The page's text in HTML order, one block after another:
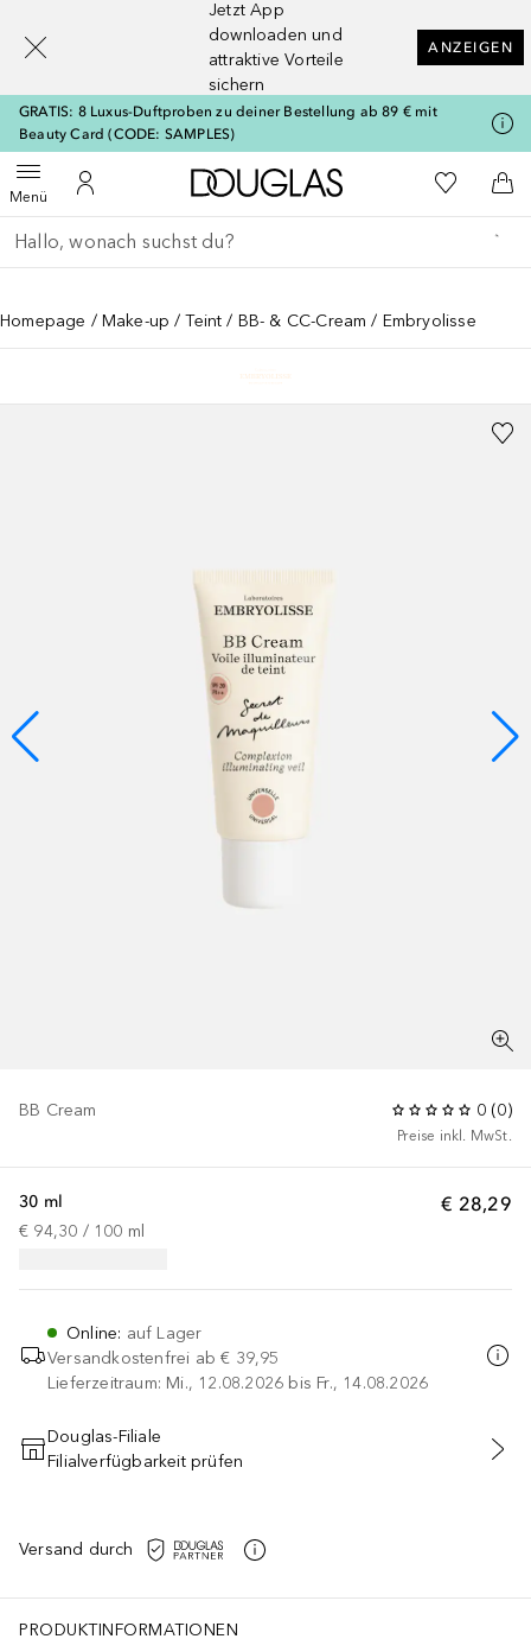
Jetzt App
downloaden und
attraktive Vorteile
sichern
ANZEIGEN
GRATIS: 8 Luxus-Duftproben zu deiner Bestellung ab 89 € mit
Beauty Card (CODE: SAMPLES)
MenüMenü öffnenZu Meinem Kundenkonto
Zur Douglas Startseite
Zu Meiner
Gehe zurück
Suche ausführen
Homepage Make-up Teint BB- & CC-Cream Embryolisse
BB Cream 0 (0)
Preise inkl. MwSt.
€ 28,29
30 ml
€ 94,30 / 100 ml
Online: auf Lager
Versandkostenfrei ab € 39,95
Lieferzeitraum: Mi., 12.08.2026 bis Fr., 14.08.2026
IN DEN WARENKORB
Douglas-Filiale
Filialverfügbarkeit prüfen
Versand durch
PRODUKTINFORMATIONEN
[navigation.slideout.screenreader]